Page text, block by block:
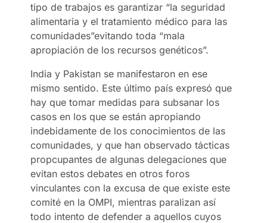
tipo de trabajos es garantizar “la seguridad
alimentaria y el tratamiento médico para las
comunidades”evitando toda “mala
apropiación de los recursos genéticos”.
India y Pakistan se manifestaron en ese
mismo sentido. Este último país expresó que
hay que tomar medidas para subsanar los
casos en los que se están apropiando
indebidamente de los conocimientos de las
comunidades, y que han observado tácticas
propcupantes de algunas delegaciones que
evitan estos debates en otros foros
vinculantes con la excusa de que existe este
comité en la OMPI, mientras paralizan así
todo intento de defender a aquellos cuyos